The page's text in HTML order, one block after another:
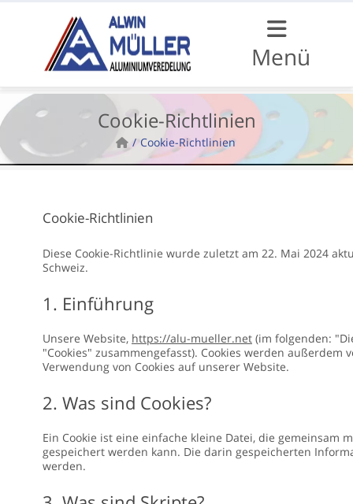
Menü
Cookie-Richtlinien
Cookie-Richtlinien
Cookie-Richtlinien
Diese Cookie-Richtlinie wurde zuletzt am 22. Mai 2024
Schweiz.
1. Einführung
Unsere Website, https://alu-mueller.net (im folgenden:
"Cookies" zusammengefasst). Cookies werden
Verwendung von Cookies auf unserer Website.
2. Was sind Cookies?
Ein Cookie ist eine einfache kleine Datei, die gemeinsam
gespeichert werden kann. Die darin gespeicherten
werden.